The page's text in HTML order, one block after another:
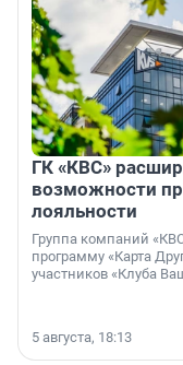
ГК «КВС»
возможности
лояльности
Группа компаний
программу «Карта
участников «Клуба
5 августа, 18:13